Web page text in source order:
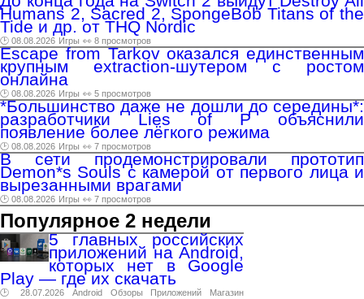
Humans 2, Sacred 2, SpongeBob Titans of the
Tide и др. от THQ Nordic
🕑 08.08.2026 Игры 👀 8 просмотров
Escape from Tarkov оказался единственным
крупным extraction-шутером с ростом
онлайна
🕑 08.08.2026 Игры 👀 5 просмотров
*Большинство даже не дошли до середины*:
разработчики Lies of P объяснили
появление более лёгкого режима
🕑 08.08.2026 Игры 👀 7 просмотров
В сети продемонстрировали прототип
Demon*s Souls с камерой от первого лица и
вырезанными врагами
🕑 08.08.2026 Игры 👀 7 просмотров
Популярное 2 недели
5 главных российских
приложений на Android,
которых нет в Google
Play — где их скачать
🕑 28.07.2026 Android Обзоры Приложений
Магазин